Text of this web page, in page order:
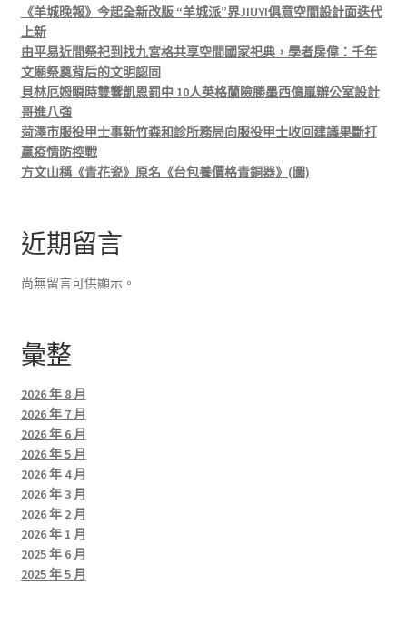
《羊城晚報》今起全新改版 “羊城派”界JIUYI俱意空間設計面迭代
上新
由平易近間祭祀到找九宮格共享空間國家祀典，學者房偉：千年
文廟祭奠背后的文明認同
貝林厄姆瞬時雙響凱恩罰中 10人英格蘭險勝墨西億嵐辦公室設計
哥進八強
菏澤市服役甲士事新竹森和診所務局向服役甲士收回建議果斷打
贏疫情防控戰
方文山稱《青花瓷》原名《台包養價格青銅器》(圖)
近期留言
尚無留言可供顯示。
彙整
2026 年 8 月
2026 年 7 月
2026 年 6 月
2026 年 5 月
2026 年 4 月
2026 年 3 月
2026 年 2 月
2026 年 1 月
2025 年 6 月
2025 年 5 月